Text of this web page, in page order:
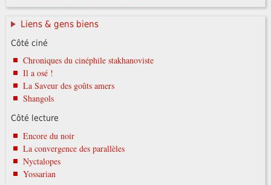
Liens & gens biens
Côté ciné
Chroniques du cinéphile stakhanoviste
Il a osé !
La Saveur des goûts amers
Shangols
Côté lecture
Encore du noir
La convergence des parallèles
Nyctalopes
Yossarian